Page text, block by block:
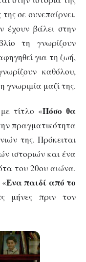
σε συνεπαίρνει.
έχουν βάλει στην
τη γνωρίζουν
για τη ζωή,
καθόλου,
μαζί της.
τίτλο «Πόσο θα
πραγματικότητα
της. Πρόκειται
ιστοριών και ένα
του 20ου αιώνα.
Ένα παιδί από το
μήνες πριν τον